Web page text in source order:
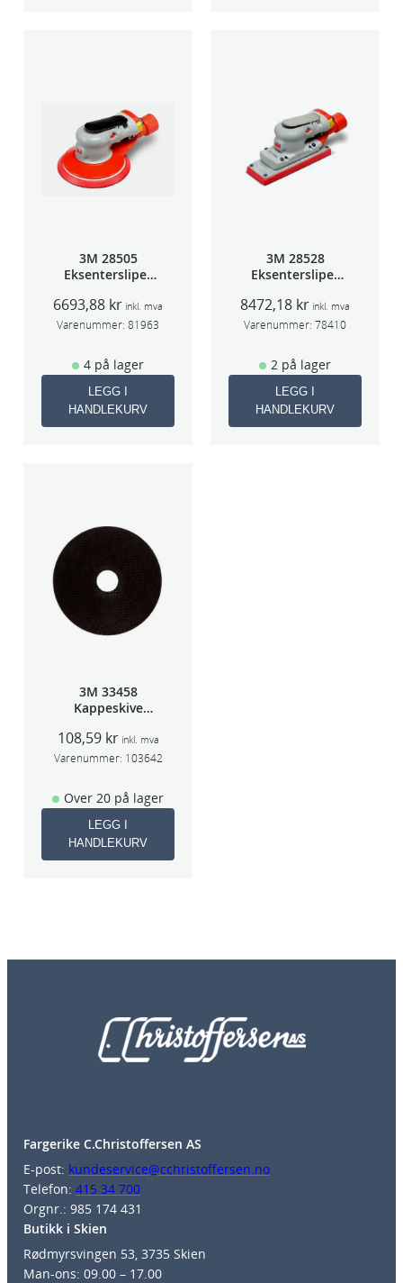
3M 28505
Eksentersliper
2,5mm slag
75mm
6693,88 kr inkl. mva
Varenummer: 81963
4 på lager
LEGG I
HANDLEKURV
3M 28528
Eksentersliper
3mm slag
70×198
8472,18 kr inkl. mva
Varenummer: 78410
2 på lager
LEGG I
HANDLEKURV
3M 33458
Kappeskive
5stk/pk pris/stk
108,59 kr inkl. mva
Varenummer: 103642
Over 20 på lager
LEGG I
HANDLEKURV
Fargerike C.Christoffersen AS
E-post: kundeservice@cchristoffersen.no
Telefon: 415 34 700
Orgnr.: 985 174 431
Butikk i Skien
Rødmyrsvingen 53, 3735 Skien
Man-ons: 09.00 – 17.00